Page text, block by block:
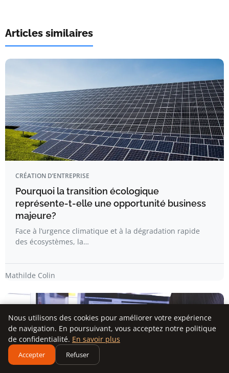
Articles similaires
CRÉATION D’ENTREPRISE
Pourquoi la transition écologique
représente-t-elle une opportunité business
majeure?
Face à l’urgence climatique et à la dégradation rapide
des écosystèmes, la…
Mathilde Colin
Nous utilisons des cookies pour améliorer votre expérience
de navigation. En poursuivant, vous acceptez notre politique
de confidentialité. En savoir plus
Accepter Refuser